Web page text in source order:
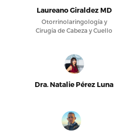
Laureano Giraldez MD
Otorrinolaringología y
Cirugía de Cabeza y Cuello
Dra. Natalie Pérez Luna